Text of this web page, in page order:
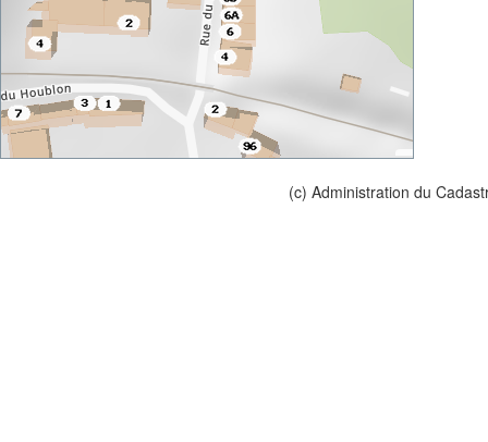
(c) Administration du